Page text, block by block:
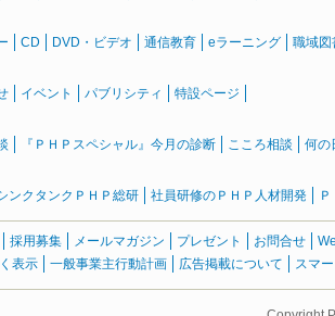
CD DVD・ビデオ 通信教育 eラーニング 職域図
イベント パブリシティ 特設ページ
『ＰＨＰスペシャル』今月の診断 こころ相談 何の
ンクタンクＰＨＰ総研 社員研修のＰＨＰ人材開発
採用募集 メールマガジン プレゼント お問合せ
表示
一般事業主行動計画 広告掲載について スマ